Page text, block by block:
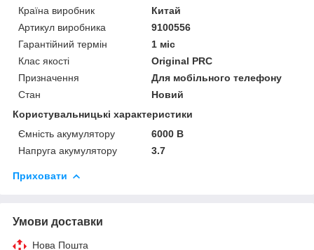
Країна виробник
Китай
Артикул виробника
9100556
Гарантійний термін
1 міс
Клас якості
Original PRC
Призначення
Для мобільного телефону
Стан
Новий
Користувальницькі характеристики
Ємність акумулятору
6000 В
Напруга акумулятору
3.7
Приховати
Умови доставки
Нова Пошта